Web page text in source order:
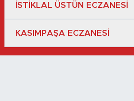
İSTİKLAL ÜSTÜN ECZANESİ
KASIMPAŞA ECZANESİ